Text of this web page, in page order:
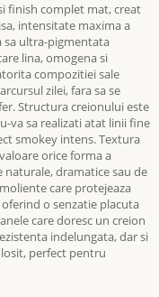
finish complet mat, creat
intensitate maxima a
sa ultra-pigmentata
lina, omogena si
compozitiei sale
zilei, fara sa se
Structura creionului este
va sa realizati atat linii fine
smokey intens. Textura
orice forma a
dramatice sau de
care protejeaza
o senzatie placuta
care doresc un creion
indelungata, dar si
perfect pentru